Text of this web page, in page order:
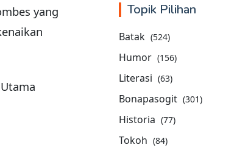
yang
Topik Pilihan
Batak (524)
Humor (156)
Literasi (63)
Bonapasogit (301)
Historia (77)
Tokoh (84)